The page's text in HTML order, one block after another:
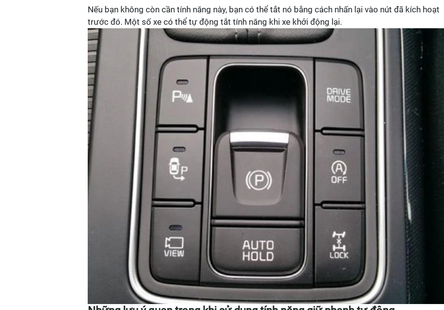
Nếu bạn không còn cần tính năng này, bạn có thể tắt nó bằng cách nhấn lại vào nút đã kích hoạt
trước đó. Một số xe có thể tự động tắt tính năng khi xe khởi động lại.